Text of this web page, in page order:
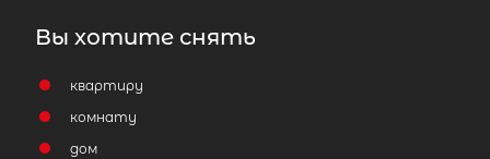
Вы хотите снять
квартиру
комнату
дом